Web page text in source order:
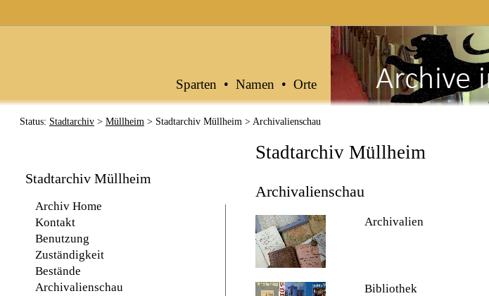
Sparten •Namen •Orte
Status: Stadtarchiv> Müllheim> Stadtarchiv Müllheim > Archivalienschau
Stadtarchiv Müllheim
Archiv Home
Kontakt
Benutzung
Zuständigkeit
Bestände
Archivalienschau
Stadtarchiv Müllheim
Archivalienschau
Archivalien
Bibliothek